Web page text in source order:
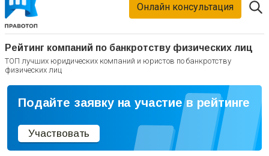
Рейтинг компаний по банкротству физических лиц
ТОП лучших юридических компаний и юристов по банкротству
физических лиц
Онлайн консультация
Подайте заявку на участие в рейтинге
Участвовать